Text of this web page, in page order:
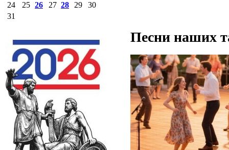
24
25 26 27 28 29
30
31
Песни наших